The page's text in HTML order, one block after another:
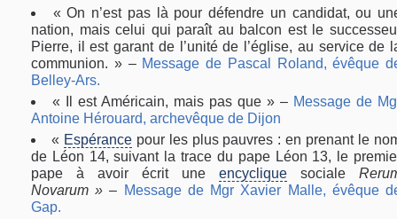
« On n’est pas là pour défendre un candidat, ou
nation, mais celui qui paraît au balcon est le
Pierre, il est garant de l’unité de l’église, au service de
communion. » – Message de Pascal Roland, évêque
Belley-Ars.
« Il est Américain, mais pas que » – Message de
Antoine Hérouard, archevêque de Dijon
« Espérancepour les plus pauvres : en prenant le
de Léon 14, suivant la trace du pape Léon 13, le
pape à avoir écrit une encyclique sociale
Novarum » – Message de Mgr Xavier Malle, évêque
Gap.